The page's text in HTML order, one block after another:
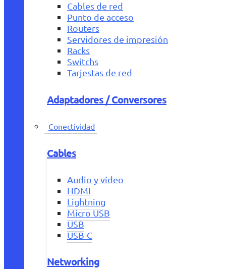
Cables de red
Punto de acceso
Routers
Servidores de impresión
Racks
Switchs
Tarjestas de red
Adaptadores / Conversores
Conectividad
Cables
Audio y vídeo
HDMI
Lightning
Micro USB
USB
USB-C
Networking